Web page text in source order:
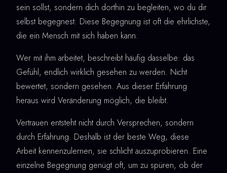
sein sollst, sondern dich dorthin zu begleiten, wo du dir
selbst begegnest. Diese Begegnung ist oft die ehrlichste,
die ein Mensch mit sich haben kann.
Wer mit ihm arbeitet, beschreibt häufig dasselbe: das
Gefühl, endlich wirklich gesehen zu werden. Nicht
bewertet, sondern gesehen. Aus dieser Erfahrung
heraus wird Veränderung möglich, die bleibt.
Vertrauen entsteht nicht durch Versprechen, sondern
durch Erfahrung. Deshalb ist der beste Weg, diese
Arbeit kennenzulernen, sie schlicht auszuprobieren. Eine
einzelne Begegnung genügt oft, um zu spüren, ob der